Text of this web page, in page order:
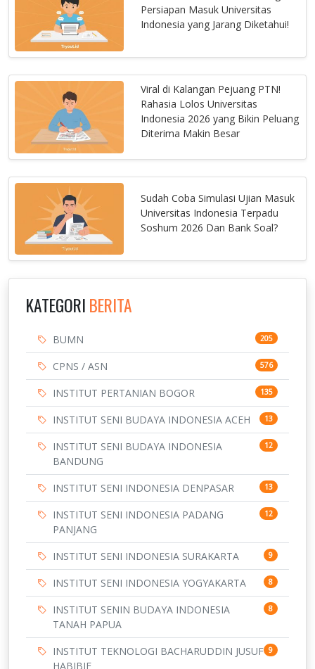
Persiapan Masuk Universitas
Indonesia yang Jarang Diketahui!
Viral di Kalangan Pejuang PTN!
Rahasia Lolos Universitas
Indonesia 2026 yang Bikin Peluang
Diterima Makin Besar
Sudah Coba Simulasi Ujian Masuk
Universitas Indonesia Terpadu
Soshum 2026 Dan Bank Soal?
KATEGORI BERITA
BUMN 205
CPNS / ASN 576
INSTITUT PERTANIAN BOGOR 135
INSTITUT SENI BUDAYA INDONESIA ACEH 13
INSTITUT SENI BUDAYA INDONESIA
BANDUNG
12
INSTITUT SENI INDONESIA DENPASAR 13
INSTITUT SENI INDONESIA PADANG
PANJANG
12
INSTITUT SENI INDONESIA SURAKARTA 9
INSTITUT SENI INDONESIA YOGYAKARTA 8
INSTITUT SENIN BUDAYA INDONESIA
TANAH PAPUA
8
INSTITUT TEKNOLOGI BACHARUDDIN JUSUF
HABIBIE
9